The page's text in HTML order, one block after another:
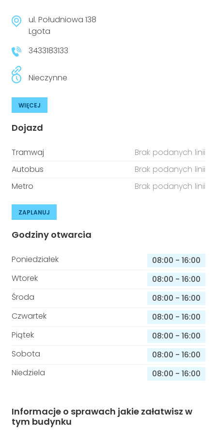
ul. Południowa 138
Lgota
3433183133
Nieczynne
WIĘCEJ
Dojazd
Tramwaj
Brak podanych linii
Autobus
Brak podanych linii
Metro
Brak podanych linii
ZAPLANUJ
Godziny otwarcia
Poniedziałek 08:00 - 16:00
Wtorek
08:00 - 16:00
Środa
08:00 - 16:00
Czwartek
08:00 - 16:00
Piątek
08:00 - 16:00
Sobota
08:00 - 16:00
Niedziela
08:00 - 16:00
Informacje o sprawach jakie załatwisz w
tym budynku